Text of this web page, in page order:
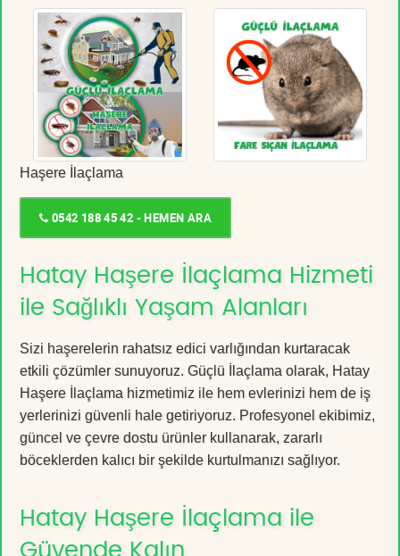
Haşere İlaçlama
0542 188 45 42 - HEMEN ARA
Hatay Haşere İlaçlama Hizmeti
ile Sağlıklı Yaşam Alanları
Sizi haşerelerin rahatsız edici varlığından kurtaracak
etkili çözümler sunuyoruz. Güçlü İlaçlama olarak, Hatay
Haşere İlaçlama hizmetimiz ile hem evlerinizi hem de iş
yerlerinizi güvenli hale getiriyoruz. Profesyonel ekibimiz,
güncel ve çevre dostu ürünler kullanarak, zararlı
böceklerden kalıcı bir şekilde kurtulmanızı sağlıyor.
Hatay Haşere İlaçlama ile
Güvende Kalın